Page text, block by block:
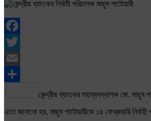
Facebook
Twitter
Email
Share
কেন্দ্রীয় ব্যাংকের মহাব্যবস্থাপক মো. মাছুম
এতে জানানো হয়, মাছুম পাটোয়ারীকে ১৪ ফেব্রুয়ারি